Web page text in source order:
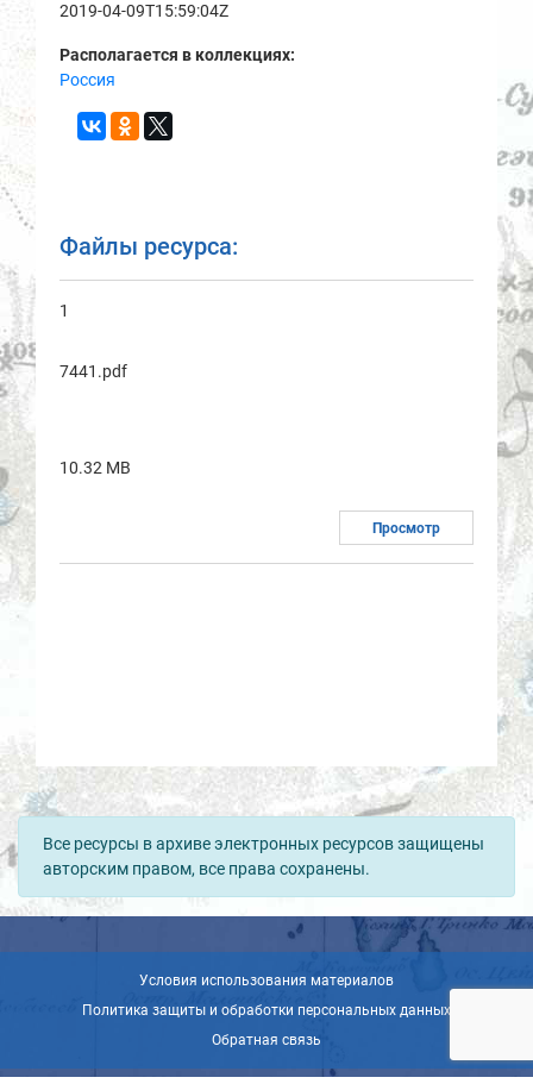
2019-04-09T15:59:04Z
Располагается в коллекциях:
Россия
Файлы ресурса:
1
7441.pdf
10.32 MB
Просмотр
Все ресурсы в архиве электронных ресурсов защищены
авторским правом, все права сохранены.
Условия использования материалов
Политика защиты и обработки персональных данных
Обратная связь